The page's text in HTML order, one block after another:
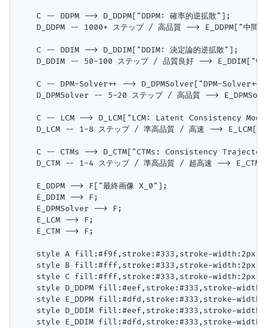
    C -- DDPM --> D_DDPM["DDPM: 確率的逆拡散"];
D_DDPM -- 1000+ ステップ / 高品質 --> E_DDPM["中間
    C -- DDIM --> D_DDIM["DDIM: 決定論的逆拡散"];
D_DDIM -- 50-100 ステップ / 品質良好 --> E_DDIM["中
C -- DPM-Solver++ --> D_DPMSolver["DPM-Solver++:
D_DPMSolver -- 5-20 ステップ / 高品質 -->
C -- LCM --> D_LCM["LCM: Latent Consistency
D_LCM -- 1-8 ステップ / 準高品質 / 高速 --> E_LCM["
C -- CTMs --> D_CTM["CTMs: Consistency
D_CTM -- 1-4 ステップ / 準高品質 / 超高速 -->
    E_DDPM --> F["最終画像 X_0"];
    E_DDIM --> F;
    E_DPMSolver --> F;
    E_LCM --> F;
    E_CTM --> F;
    style A fill:#f9f,stroke:#333,stroke-width:2px;
    style B fill:#fff,stroke:#333,stroke-width:2px;
    style C fill:#fff,stroke:#333,stroke-width:2px;
style D_DDPM fill:#eef,stroke:#333,stroke-
style E_DDPM fill:#dfd,stroke:#333,stroke-
style D_DDIM fill:#eef,stroke:#333,stroke-
style E_DDIM fill:#dfd,stroke:#333,stroke-